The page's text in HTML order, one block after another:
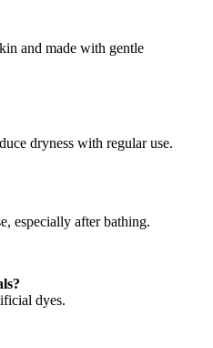
and made with gentle
dryness with regular use.
especially after bathing.
dyes.